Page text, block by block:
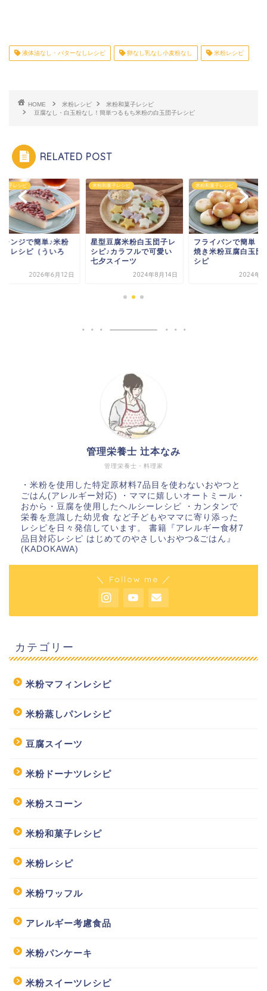
液体油なし・バターなしレシピ 卵なし乳なし小麦粉なし 米粉レシピ
HOME 米粉レシピ
米粉和菓子レシピ
豆腐なし・白玉粉なし！簡単つるもち米粉の白玉団子レシピ
RELATED POST
菓子レシピ
豆腐米粉白玉団子レ
♪カラフルで可愛い
2024年8月14日
米粉和菓子レシピ
フライパンで簡単！蒸し
焼き米粉豆腐白玉団子レ
シピ
2024年9月3日
米粉和菓子レシピ
電子レンジで簡単♪
水無月レシピ（うい
う）
2026年6
管理栄養士・料理家
管理栄養士 辻本なみ
・米粉を使用した特定原材料7品目を使わないおやつと
ごはん(アレルギー対応) ・ママに嬉しいオートミール・
おから・豆腐を使用したヘルシーレシピ ・カンタンで
栄養を意識した幼児食 など子どもやママに寄り添った
レシピを日々発信しています。 書籍『アレルギー食材7
品目対応レシピ はじめてのやさしいおやつ&ごはん』
(KADOKAWA)
＼ Follow me ／
カテゴリー
米粉マフィンレシピ
米粉蒸しパンレシピ
豆腐スイーツ
米粉ドーナツレシピ
米粉スコーン
米粉和菓子レシピ
米粉レシピ
米粉ワッフル
アレルギー考慮食品
米粉パンケーキ
米粉スイーツレシピ